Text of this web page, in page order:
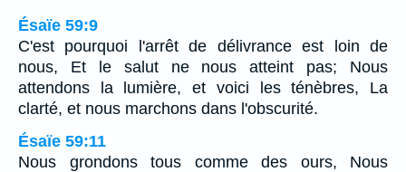
Ésaïe 59:9
C'est pourquoi l'arrêt de délivrance est loin de
nous, Et le salut ne nous atteint pas; Nous
attendons la lumière, et voici les ténèbres, La
clarté, et nous marchons dans l'obscurité.
Ésaïe 59:11
Nous grondons tous comme des ours, Nous